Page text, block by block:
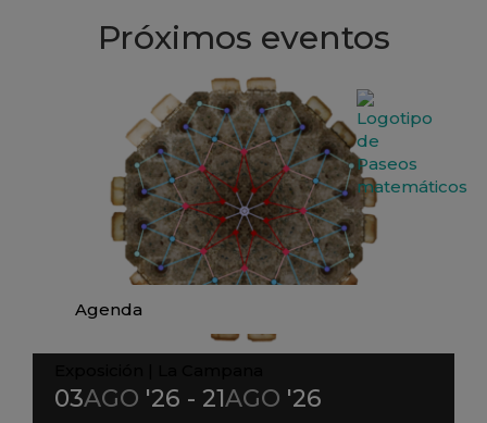
Próximos eventos
Agenda
03AGO '26 - 21AGO '26